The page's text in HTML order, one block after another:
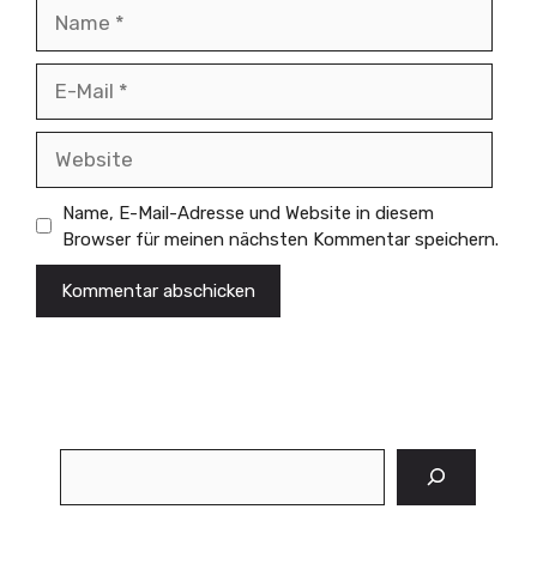
Mail
Name, E-Mail-Adresse und Website in diesem
Browser für meinen nächsten Kommentar speichern.